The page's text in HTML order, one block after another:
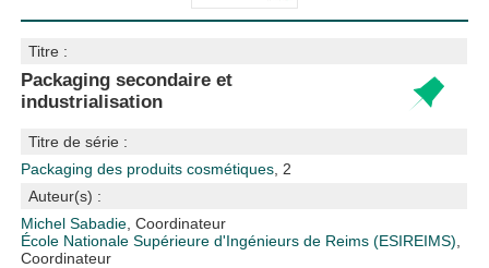
Titre :
Packaging secondaire et
industrialisation
Titre de série :
Packaging des produits cosmétiques , 2
Auteur(s) :
Michel Sabadie , Coordinateur
École Nationale Supérieure d'Ingénieurs de Reims (ESIREIMS)
Coordinateur